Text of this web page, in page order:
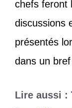
chefs feront
discussions
présentés
dans un bref
Lire aussi :